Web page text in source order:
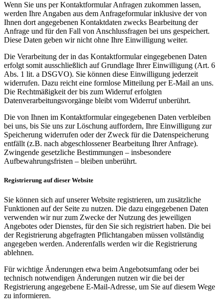
Wenn Sie uns per Kontaktformular Anfragen zukommen lassen,
werden Ihre Angaben aus dem Anfrageformular inklusive der von
Ihnen dort angegebenen Kontaktdaten zwecks Bearbeitung der
Anfrage und für den Fall von Anschlussfragen bei uns gespeichert.
Diese Daten geben wir nicht ohne Ihre Einwilligung weiter.
Die Verarbeitung der in das Kontaktformular eingegebenen Daten
erfolgt somit ausschließlich auf Grundlage Ihrer Einwilligung (Art. 6
Abs. 1 lit. a DSGVO). Sie können diese Einwilligung jederzeit
widerrufen. Dazu reicht eine formlose Mitteilung per E-Mail an uns.
Die Rechtmäßigkeit der bis zum Widerruf erfolgten
Datenverarbeitungsvorgänge bleibt vom Widerruf unberührt.
Die von Ihnen im Kontaktformular eingegebenen Daten verbleiben
bei uns, bis Sie uns zur Löschung auffordern, Ihre Einwilligung zur
Speicherung widerrufen oder der Zweck für die Datenspeicherung
entfällt (z.B. nach abgeschlossener Bearbeitung Ihrer Anfrage).
Zwingende gesetzliche Bestimmungen – insbesondere
Aufbewahrungsfristen – bleiben unberührt.
Registrierung auf dieser Website
Sie können sich auf unserer Website registrieren, um zusätzliche
Funktionen auf der Seite zu nutzen. Die dazu eingegebenen Daten
verwenden wir nur zum Zwecke der Nutzung des jeweiligen
Angebotes oder Dienstes, für den Sie sich registriert haben. Die bei
der Registrierung abgefragten Pflichtangaben müssen vollständig
angegeben werden. Anderenfalls werden wir die Registrierung
ablehnen.
Für wichtige Änderungen etwa beim Angebotsumfang oder bei
technisch notwendigen Änderungen nutzen wir die bei der
Registrierung angegebene E-Mail-Adresse, um Sie auf diesem Wege
zu informieren.